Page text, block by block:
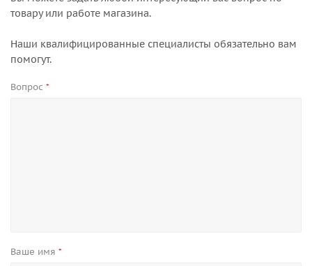
товару или работе магазина.
Наши квалифицированные специалисты обязательно вам
помогут.
Вопрос *
Ваше имя *